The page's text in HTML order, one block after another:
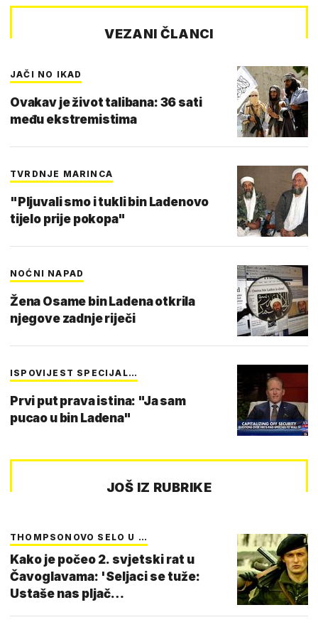
VEZANI ČLANCI
JAČI NO IKAD
Ovakav je život talibana: 36 sati
među ekstremistima
TVRDNJE MARINCA
"Pljuvali smo i tukli bin Ladenovo
tijelo prije pokopa"
NOĆNI NAPAD
Žena Osame bin Ladena otkrila
njegove zadnje riječi
ISPOVIJEST SPECIJAL…
Prvi put prava istina: "Ja sam
pucao u bin Ladena"
JOŠ IZ RUBRIKE
THOMPSONOVO SELO U …
Kako je počeo 2. svjetski rat u
Čavoglavama: 'Seljaci se tuže:
Ustaše nas pljač…